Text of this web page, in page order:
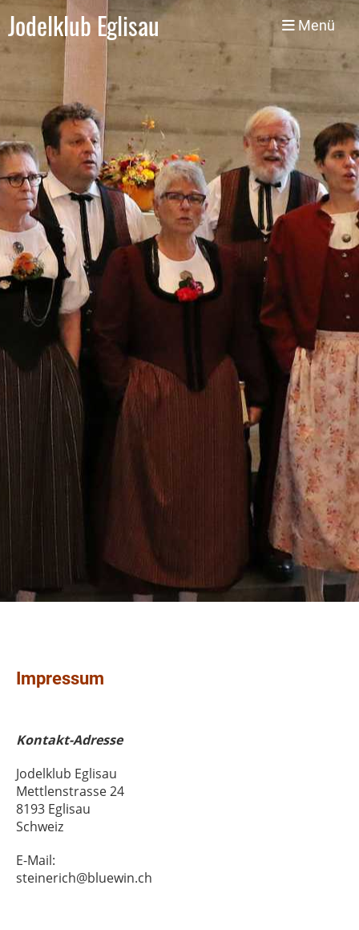
Jodelklub Eglisau Menü
Impressum
Kontakt-Adresse
Jodelklub Eglisau
Mettlenstrasse 24
8193 Eglisau
Schweiz
E-Mail:
steinerich@bluewin.ch